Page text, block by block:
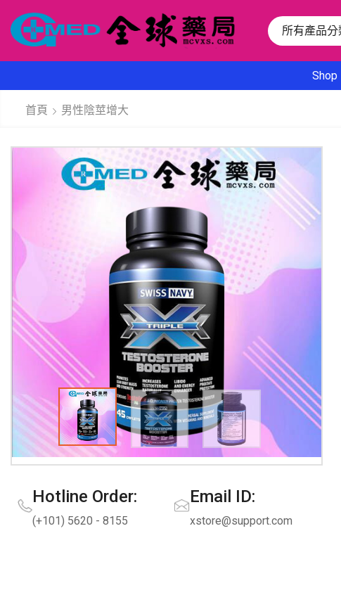
所有產品分
Shop
首頁 男性陰莖增大
Hotline Order:
(+101) 5620 - 8155
Email ID:
xstore@support.com